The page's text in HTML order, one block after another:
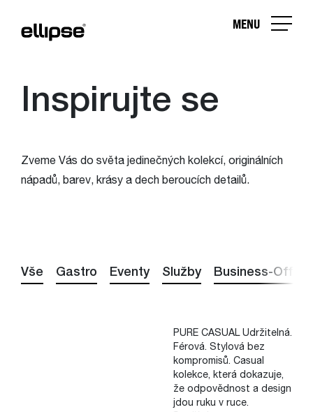
MENU
Inspirujte se
Zveme Vás do světa jedinečných kolekcí, originálních
nápadů, barev, krásy a dech beroucích detailů.
Vše Gastro Eventy Služby Business-Office
PURE CASUAL Udržitelná.
Férová. Stylová bez
kompromisů. Casual
kolekce, která dokazuje,
že odpovědnost a design
jdou ruku v ruce.